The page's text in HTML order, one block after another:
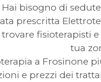
Hai bisogno di
prescritta
fisioterapisti
tua
a Frosinone
e prezzi dei